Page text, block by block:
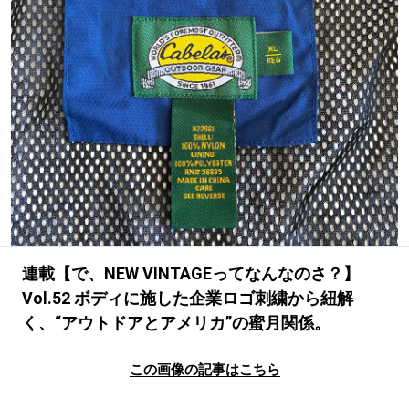
#路地裏てぃーん。 #MONTHLY JOURNAL
#GH 銘品の所以 #フイナムのYouTube
#Commune H #FOCUS IT #AH.H
#ととけん #FASHION #MUSIC #MOVIE
#LIFESTYLE #SNEAKER #OUTDOOR
#SPORTS #HANDSOME HANDBOOK
連載【で、NEW VINTAGEってなんなのさ？】
Vol.52 ボディに施した企業ロゴ刺繍から紐解
く、“アウトドアとアメリカ”の蜜月関係。
この画像の記事はこちら